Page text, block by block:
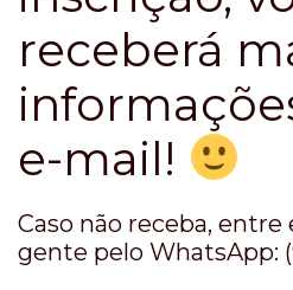
receberá
e-mail!
Caso não receba,
gente pelo WhatsApp: